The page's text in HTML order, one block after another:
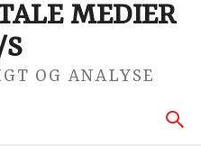
MEDIER
OG ANALYSE